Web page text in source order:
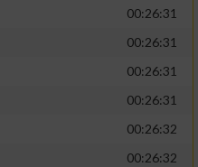
00:26:31
00:26:31
00:26:31
00:26:31
00:26:32
00:26:32